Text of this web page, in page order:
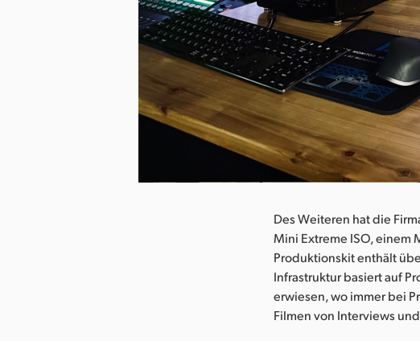
Des Weiteren hat die
Mini Extreme ISO, einem
Produktionskit enthält
Infrastruktur basiert auf
erwiesen, wo immer bei
Filmen von Interviews